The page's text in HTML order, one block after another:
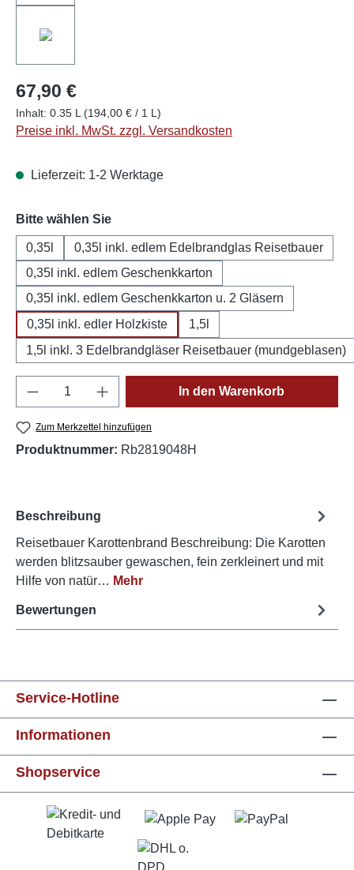
67,90 €
Inhalt: 0.35 L (194,00 € / 1 L)
Preise inkl. MwSt. zzgl. Versandkosten
Lieferzeit: 1-2 Werktage
Bitte wählen Sieauswählen
0,35l
0,35l inkl. edlem Edelbrandglas Reisetbauer
0,35l inkl. edlem Geschenkkarton
0,35l inkl. edlem Geschenkkarton u. 2 Gläsern
0,35l inkl. edler Holzkiste
1,5l
1,5l inkl. 3 Edelbrandgläser Reisetbauer (mundgeblasen)
Produkt Anzahl: Gib den gewünschten
In den Warenkorb
Zum Merkzettel hinzufügen
Produktnummer: Rb2819048H
Beschreibung
Reisetbauer Karottenbrand Beschreibung: Die Karotten
werden blitzsauber gewaschen, fein zerkleinert und mit
Hilfe von natür… Mehr
Bewertungen
Service-Hotline
Informationen
Shopservice